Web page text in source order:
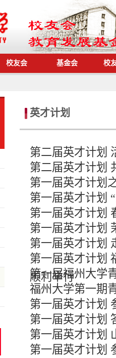
校友会 基金会 校
英才计划
第二届英才计划
第二届英才计划
第一届英才计划
第一届英才计划
第一届英才计划
第一届英才计划
第一届英才计划
第一届英才计划
顺利举行
第一届福州大学
福州大学第一期
第一届英才计划
第一届英才计划
第一届英才计划
第一届英才计划